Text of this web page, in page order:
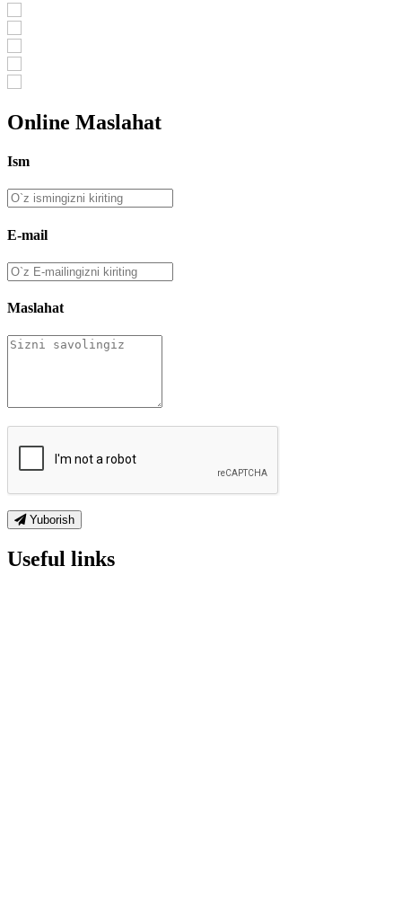
Online Maslahat
Ism
E-mail
Maslahat
Yuborish
Useful links